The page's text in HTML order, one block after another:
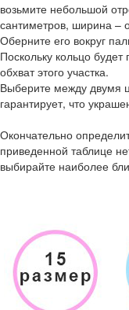
возьмите небольшой
сантиметров, ширина –
Оберните его вокруг
Поскольку кольцо будет
обхват этого участка.
Выберите между двумя
гарантирует, что
Окончательно
приведенной таблице
выбирайте наиболее